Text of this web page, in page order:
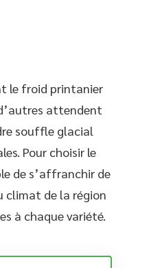
le froid printanier
attendent
souffle glacial
Pour choisir le
de s’affranchir de
climat de la région
à chaque variété.